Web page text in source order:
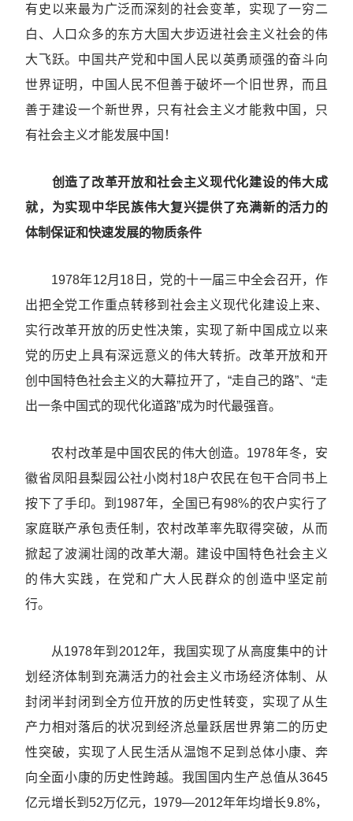
有史以来最为广泛而深刻的社会变革，实现了一穷二
白、人口众多的东方大国大步迈进社会主义社会的伟
大飞跃。中国共产党和中国人民以英勇顽强的奋斗向
世界证明，中国人民不但善于破坏一个旧世界，而且
善于建设一个新世界，只有社会主义才能救中国，只
有社会主义才能发展中国！
创造了改革开放和社会主义现代化建设的伟大成
就，为实现中华民族伟大复兴提供了充满新的活力的
体制保证和快速发展的物质条件
1978年12月18日，党的十一届三中全会召开，作
出把全党工作重点转移到社会主义现代化建设上来、
实行改革开放的历史性决策，实现了新中国成立以来
党的历史上具有深远意义的伟大转折。改革开放和开
创中国特色社会主义的大幕拉开了，“走自己的路”、“走
出一条中国式的现代化道路”成为时代最强音。
农村改革是中国农民的伟大创造。1978年冬，安
徽省凤阳县梨园公社小岗村18户农民在包干合同书上
按下了手印。到1987年，全国已有98%的农户实行了
家庭联产承包责任制，农村改革率先取得突破，从而
掀起了波澜壮阔的改革大潮。建设中国特色社会主义
的伟大实践，在党和广大人民群众的创造中坚定前
行。
从1978年到2012年，我国实现了从高度集中的计
划经济体制到充满活力的社会主义市场经济体制、从
封闭半封闭到全方位开放的历史性转变，实现了从生
产力相对落后的状况到经济总量跃居世界第二的历史
性突破，实现了人民生活从温饱不足到总体小康、奔
向全面小康的历史性跨越。我国国内生产总值从3645
亿元增长到52万亿元，1979—2012年年均增长9.8%，